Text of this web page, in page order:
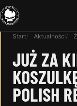
Start Aktualności
JUŻ ZA
POLISH